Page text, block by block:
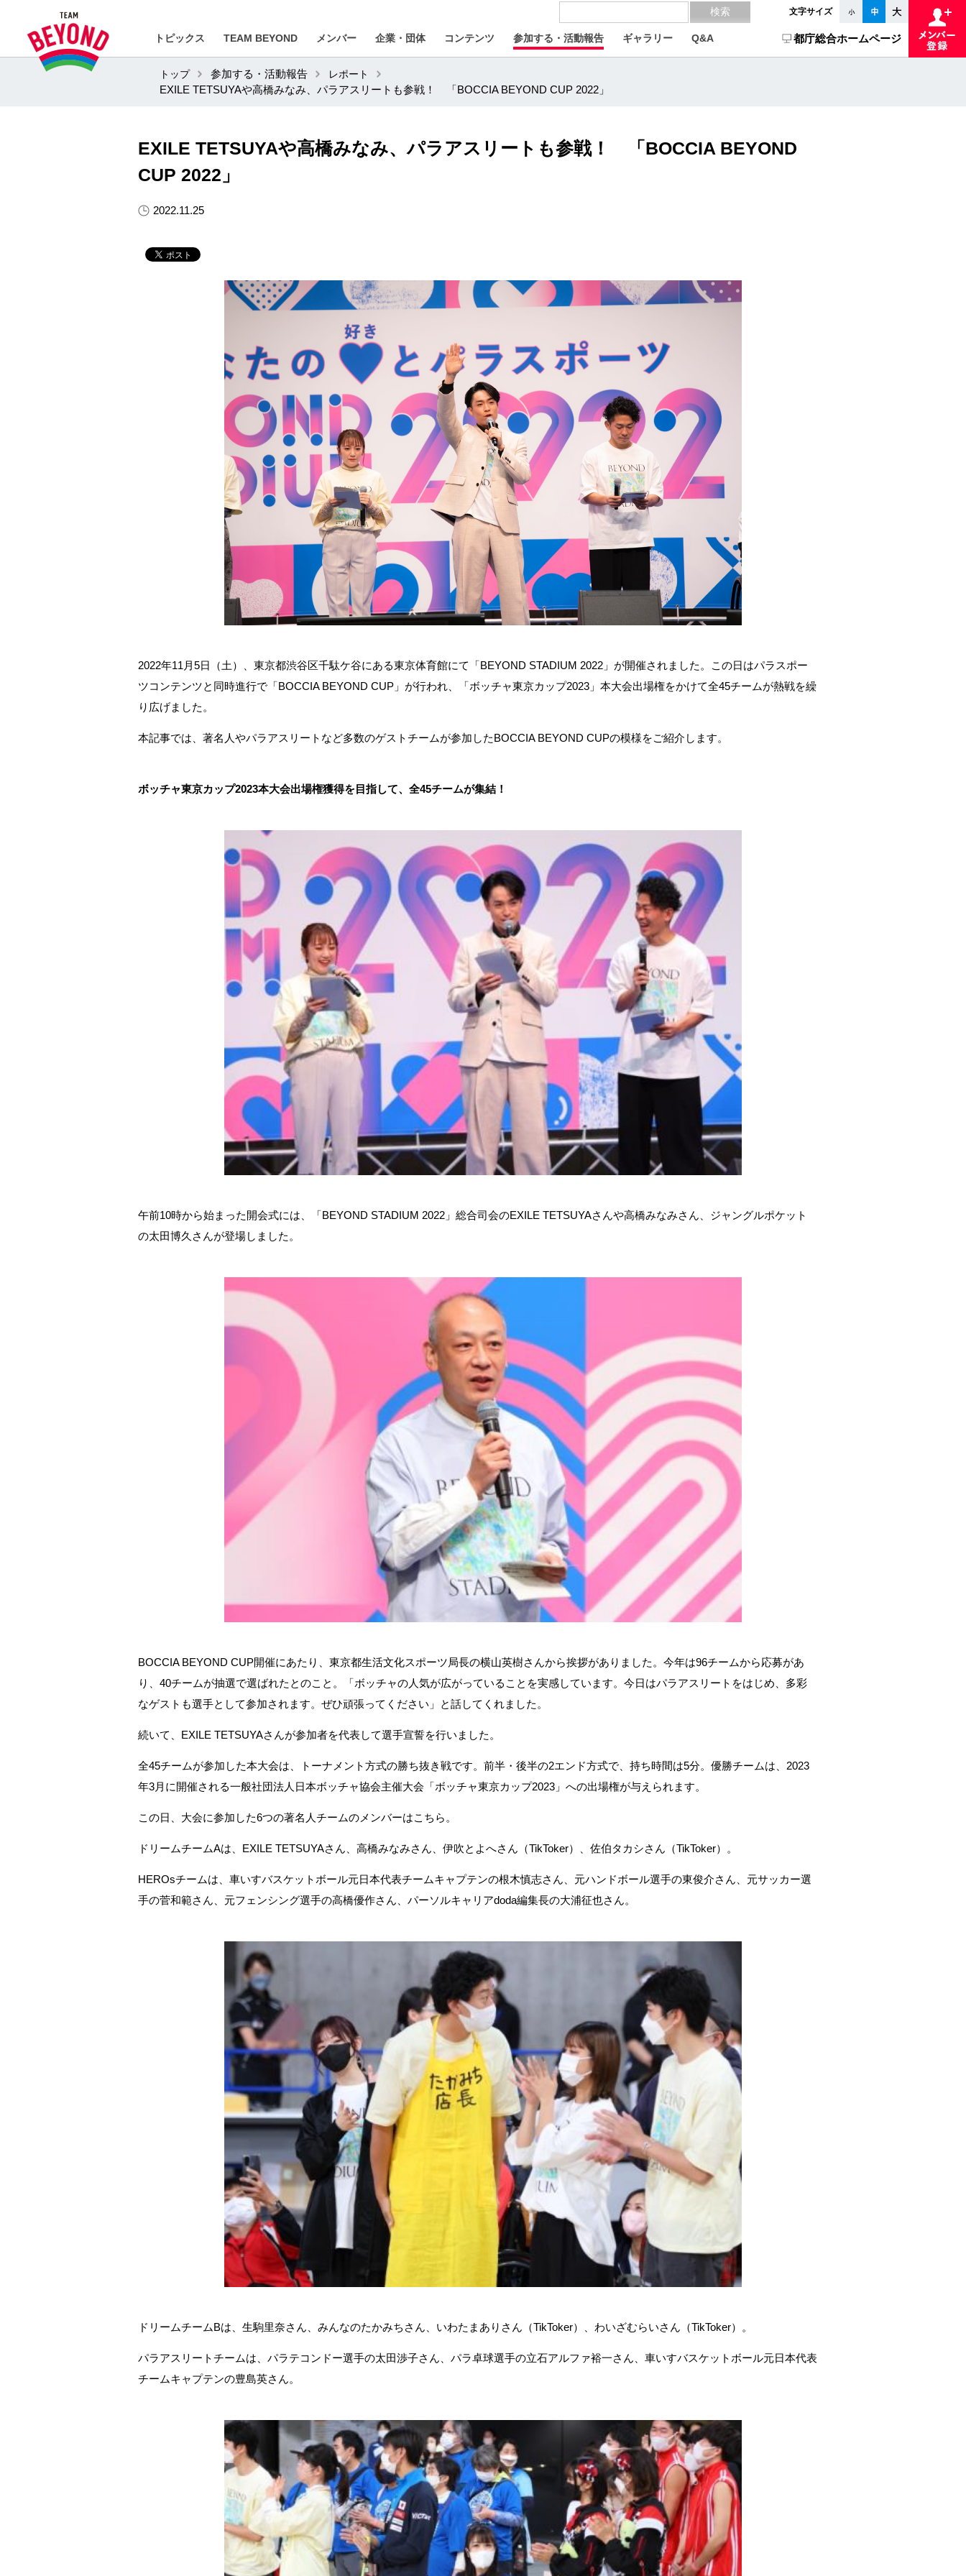
文字サイズ
トピックス TEAM BEYOND メンバー 企業・団体 コンテンツ 参加する・活動報告 ギャラリー Q&A 都庁総合ホームページ
トップ 参加する・活動報告
レポート
EXILE TETSUYAや高橋みなみ、パラアスリートも参戦！ 「BOCCIA BEYOND CUP 2022」
EXILE TETSUYAや高橋みなみ、パラアスリートも参戦！ 「BOCCIA BEYOND
CUP 2022」
2022.11.25
2022年11月5日（土）、東京都渋谷区千駄ケ谷にある東京体育館にて「BEYOND STADIUM 2022」が開催されました。この日はパラスポー
ツコンテンツと同時進行で「BOCCIA BEYOND CUP」が行われ、「ボッチャ東京カップ2023」本大会出場権をかけて全45チームが熱戦を繰
り広げました。
本記事では、著名人やパラアスリートなど多数のゲストチームが参加したBOCCIA BEYOND CUPの模様をご紹介します。
ボッチャ東京カップ2023本大会出場権獲得を目指して、全45チームが集結！
午前10時から始まった開会式には、「BEYOND STADIUM 2022」総合司会のEXILE TETSUYAさんや高橋みなみさん、ジャングルポケット
の太田博久さんが登場しました。
BOCCIA BEYOND CUP開催にあたり、東京都生活文化スポーツ局長の横山英樹さんから挨拶がありました。今年は96チームから応募があ
り、40チームが抽選で選ばれたとのこと。「ボッチャの人気が広がっていることを実感しています。今日はパラアスリートをはじめ、多彩
なゲストも選手として参加されます。ぜひ頑張ってください」と話してくれました。
続いて、EXILE TETSUYAさんが参加者を代表して選手宣誓を行いました。
全45チームが参加した本大会は、トーナメント方式の勝ち抜き戦です。前半・後半の2エンド方式で、持ち時間は5分。優勝チームは、2023
年3月に開催される一般社団法人日本ボッチャ協会主催大会「ボッチャ東京カップ2023」への出場権が与えられます。
この日、大会に参加した6つの著名人チームのメンバーはこちら。
ドリームチームAは、EXILE TETSUYAさん、高橋みなみさん、伊吹とよへさん（TikToker）、佐伯タカシさん（TikToker）。
HEROsチームは、車いすバスケットボール元日本代表チームキャプテンの根木慎志さん、元ハンドボール選手の東俊介さん、元サッカー選
手の菅和範さん、元フェンシング選手の高橋優作さん、パーソルキャリアdoda編集長の大浦征也さん。
ドリームチームBは、生駒里奈さん、みんなのたかみちさん、いわたまありさん（TikToker）、わいざむらいさん（TikToker）。
パラアスリートチームは、パラテコンドー選手の太田渉子さん、パラ卓球選手の立石アルファ裕一さん、車いすバスケットボール元日本代表
チームキャプテンの豊島英さん。